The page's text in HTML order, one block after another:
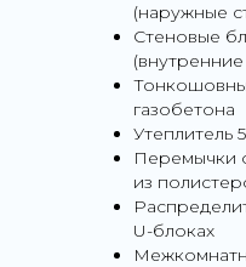
(наружные
Стеновые
газобетона
Утеплитель
Перемычки
из
U-блоках